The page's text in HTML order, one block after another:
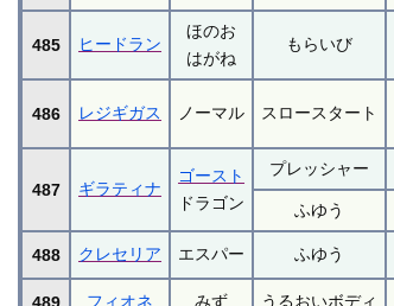
485 ヒードラン
ほのお
はがね
もらいび
486 レジギガス ノーマル スロースタート
487 ギラティナ
ゴースト
ドラゴン
プレッシャー
ふゆう
488 クレセリア エスパー ふゆう
フィオネ みず うるおいボディ